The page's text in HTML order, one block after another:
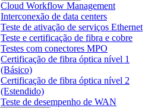
Cloud Workflow Management
Interconexão de data centers
Teste de ativação de serviços Ethernet
Teste e certificação de fibra e cobre
Testes com conectores MPO
Certificação de fibra óptica nível 1
(Básico)
Certificação de fibra óptica nível 2
(Estendido)
Teste de desempenho de WAN